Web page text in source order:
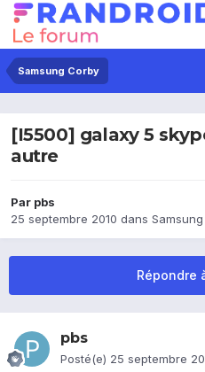
Samsung Corby
[I5500] galaxy 5
autre
Par pbs
25 septembre 2010 dans
Répondre
pbs
Posté(e) 25 septembre